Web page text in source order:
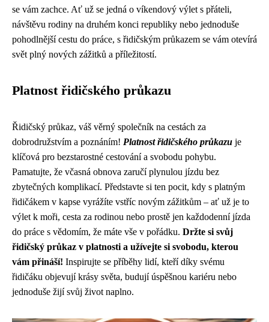
se vám zachce. Ať už se jedná o víkendový výlet s přáteli,
návštěvu rodiny na druhém konci republiky nebo jednoduše
pohodlnější cestu do práce, s řidičským průkazem se vám otevírá
svět plný nových zážitků a příležitostí.
Platnost řidičského průkazu
Řidičský průkaz, váš věrný společník na cestách za
dobrodružstvím a poznáním! Platnost řidičského průkazu je
klíčová pro bezstarostné cestování a svobodu pohybu.
Pamatujte, že včasná obnova zaručí plynulou jízdu bez
zbytečných komplikací. Představte si ten pocit, kdy s platným
řidičákem v kapse vyrážíte vstříc novým zážitkům – ať už je to
výlet k moři, cesta za rodinou nebo prostě jen každodenní jízda
do práce s vědomím, že máte vše v pořádku. Držte si svůj
řidičský průkaz v platnosti a užívejte si svobodu, kterou
vám přináší! Inspirujte se příběhy lidí, kteří díky svému
řidičáku objevují krásy světa, budují úspěšnou kariéru nebo
jednoduše žijí svůj život naplno.